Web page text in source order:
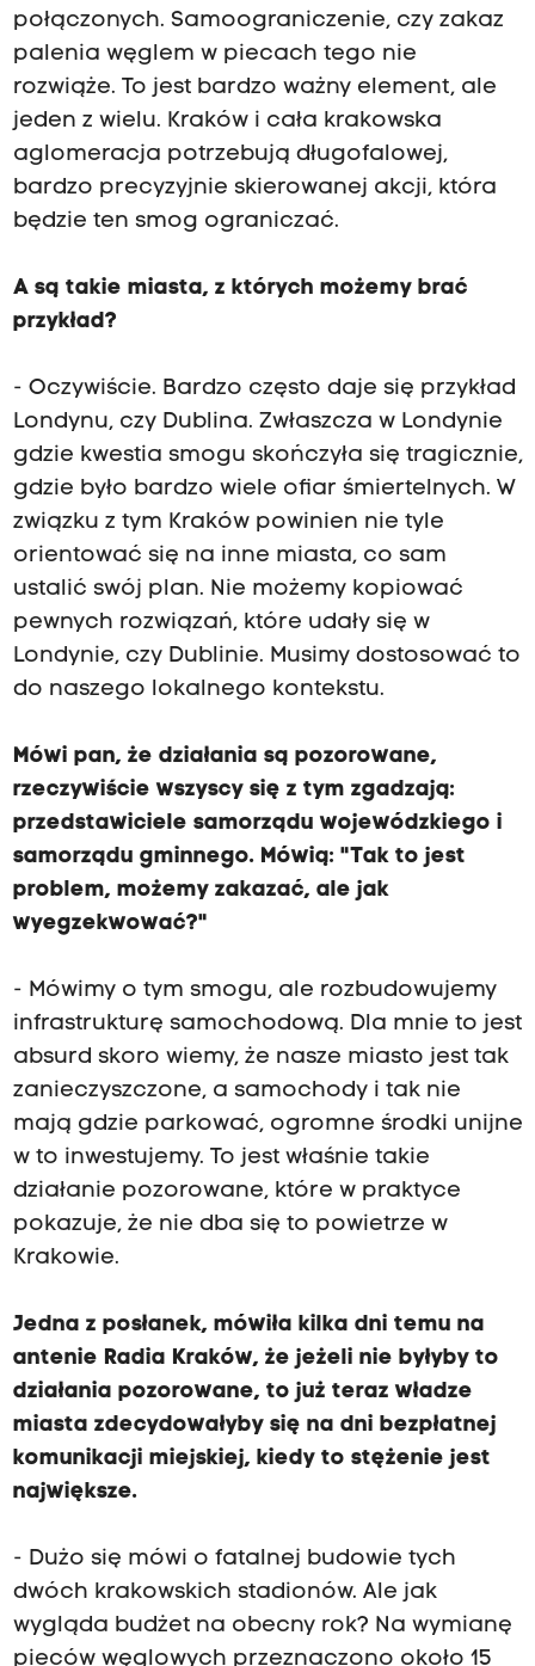
połączonych. Samoograniczenie, czy zakaz
palenia węglem w piecach tego nie
rozwiąże. To jest bardzo ważny element, ale
jeden z wielu. Kraków i cała krakowska
aglomeracja potrzebują długofalowej,
bardzo precyzyjnie skierowanej akcji, która
będzie ten smog ograniczać.
A są takie miasta, z których możemy brać
przykład?
- Oczywiście. Bardzo często daje się przykład
Londynu, czy Dublina. Zwłaszcza w Londynie
gdzie kwestia smogu skończyła się tragicznie,
gdzie było bardzo wiele ofiar śmiertelnych. W
związku z tym Kraków powinien nie tyle
orientować się na inne miasta, co sam
ustalić swój plan. Nie możemy kopiować
pewnych rozwiązań, które udały się w
Londynie, czy Dublinie. Musimy dostosować to
do naszego lokalnego kontekstu.
Mówi pan, że działania są pozorowane,
rzeczywiście wszyscy się z tym zgadzają:
przedstawiciele samorządu wojewódzkiego i
samorządu gminnego. Mówią: "Tak to jest
problem, możemy zakazać, ale jak
wyegzekwować?"
- Mówimy o tym smogu, ale rozbudowujemy
infrastrukturę samochodową. Dla mnie to jest
absurd skoro wiemy, że nasze miasto jest tak
zanieczyszczone, a samochody i tak nie
mają gdzie parkować, ogromne środki unijne
w to inwestujemy. To jest właśnie takie
działanie pozorowane, które w praktyce
pokazuje, że nie dba się to powietrze w
Krakowie.
Jedna z posłanek, mówiła kilka dni temu na
antenie Radia Kraków, że jeżeli nie byłyby to
działania pozorowane, to już teraz władze
miasta zdecydowałyby się na dni bezpłatnej
komunikacji miejskiej, kiedy to stężenie jest
największe.
- Dużo się mówi o fatalnej budowie tych
dwóch krakowskich stadionów. Ale jak
wygląda budżet na obecny rok? Na wymianę
pieców węglowych przeznaczono około 15